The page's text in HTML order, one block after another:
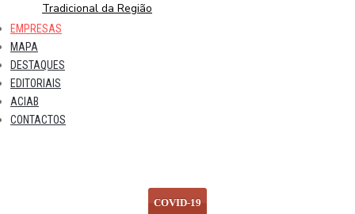
Tradicional da Região
EMPRESAS
MAPA
DESTAQUES
EDITORIAIS
ACIAB
CONTACTOS
COVID-19